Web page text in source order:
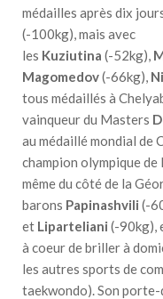
médailles après dix
(-100kg), mais avec
les Kuziutina (-52kg),
Magomedov(-66kg),
tous médaillés à
vainqueur du Masters
au médaillé mondial de
champion olympique de
même du côté de la
barons Papinashvili (-
et Liparteliani (-90kg),
à coeur de briller à
les autres sports de
taekwondo). Son porte-